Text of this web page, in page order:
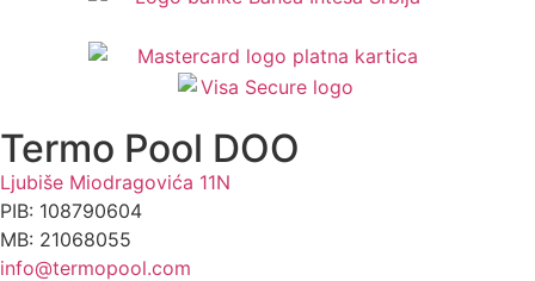
Termo Pool DOO
Ljubiše Miodragovića 11N
PIB: 108790604
MB: 21068055
info@termopool.com